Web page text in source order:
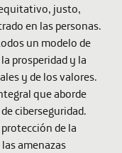
justo,
en las personas.
un modelo de
prosperidad y la
y de los valores.
que aborde
ciberseguridad.
de la
amenazas